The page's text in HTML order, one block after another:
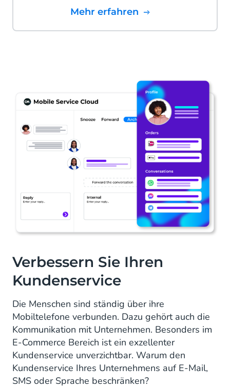
mehr erfahren
Verbessern Sie Ihren
Kundenservice
Die Menschen sind ständig über ihre
Mobiltelefone verbunden. Dazu gehört auch die
Kommunikation mit Unternehmen. Besonders im
E-Commerce Bereich ist ein exzellenter
Kundenservice unverzichtbar. Warum den
Kundenservice Ihres Unternehmens auf E-Mail,
SMS oder Sprache beschränken?